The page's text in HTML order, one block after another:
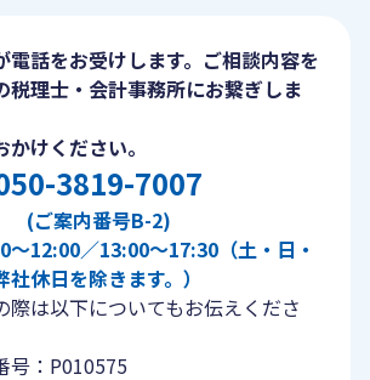
電話をお受けします。ご相談内容を
税理士・会計事務所にお繋ぎしま
けください。
3819-7007
(ご案内番号B-2)
〜12:00／13:00〜17:30（土・日・
休日を除きます。）
際は以下についてもお伝えくださ
号：P010575